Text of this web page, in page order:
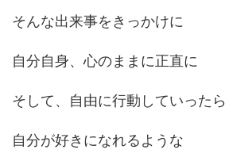
そんな出来事をきっかけに
自分自身、心のままに正直に
そして、自由に行動していったら
自分が好きになれるような